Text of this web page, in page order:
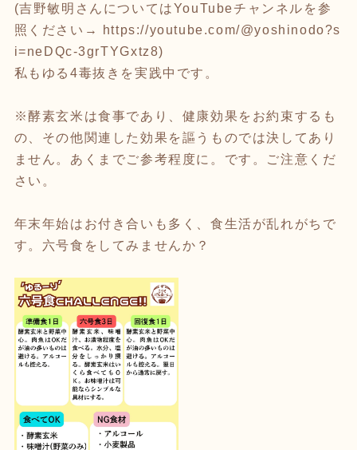
(吉野敏明さんについてはYouTubeチャンネルを参
照ください→ https://youtube.com/@yoshinodo?s
i=neDQc-3grTYGxtz8)
私もゆる4毒抜きを実践中です。
※酵素玄米は食事であり、健康効果をお約束するも
の、その他関連した効果を謳うものでは決してあり
ません。あくまでご参考程度に。です。ご注意くだ
さい。
年末年始はお付き合いも多く、食生活が乱れがちで
す。六号食をしてみませんか？